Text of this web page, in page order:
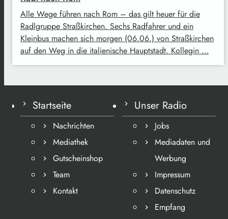
Alle Wege führen nach Rom – das gilt heuer für die
Radlgruppe Straßkirchen. Sechs Radfahrer und ein
Kleinbus machen sich morgen (06.06.) von Straßkirchen
auf den Weg in die italienische Hauptstadt. Kollegin …
Startseite
Nachrichten
Mediathek
Gutscheinshop
Team
Kontakt
Unser Radio
Jobs
Mediadaten und
Werbung
Impressum
Datenschutz
Empfang